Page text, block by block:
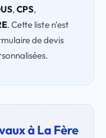
, CPS,
. Cette liste n'est
de devis
à La Fère